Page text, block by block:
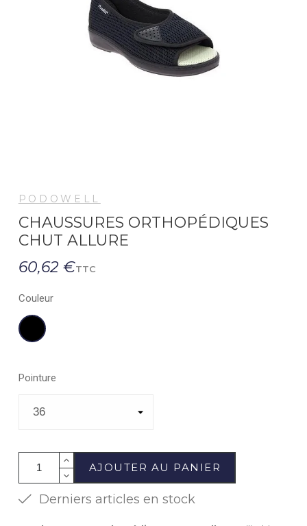
PODOWELL
CHAUSSURES ORTHOPÉDIQUES
CHUT ALLURE
60,62 €TTC
Couleur
Noir
Pointure
AJOUTER AU PANIER
Derniers articles en stock